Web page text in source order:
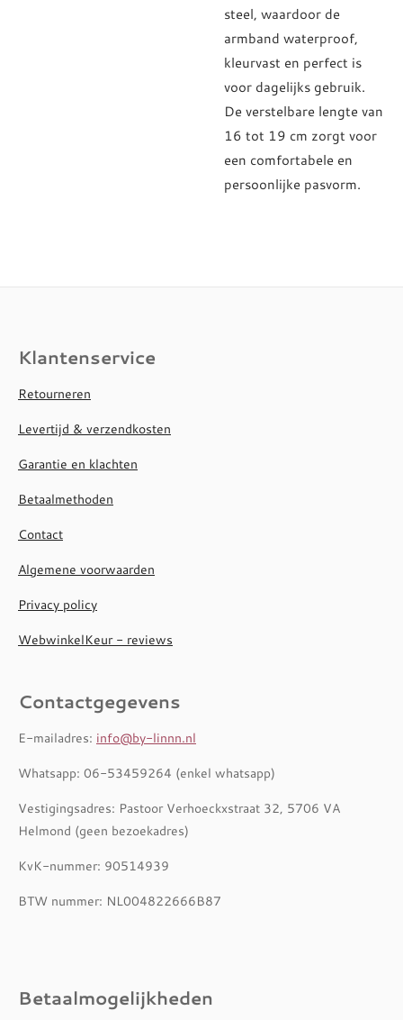
steel, waardoor de
armband waterproof,
kleurvast en perfect is
voor dagelijks gebruik.
De verstelbare lengte van
16 tot 19 cm zorgt voor
een comfortabele en
persoonlijke pasvorm.
Klantenservice
Retourneren
Levertijd & verzendkosten
Garantie en klachten
Betaalmethoden
Contact
Algemene voorwaarden
Privacy policy
WebwinkelKeur - reviews
Contactgegevens
E-mailadres: info@by-linnn.nl
Whatsapp: 06-53459264 (enkel whatsapp)
Vestigingsadres: Pastoor Verhoeckxstraat 32, 5706 VA
Helmond (geen bezoekadres)
KvK-nummer: 90514939
BTW nummer: NL004822666B87
Betaalmogelijkheden